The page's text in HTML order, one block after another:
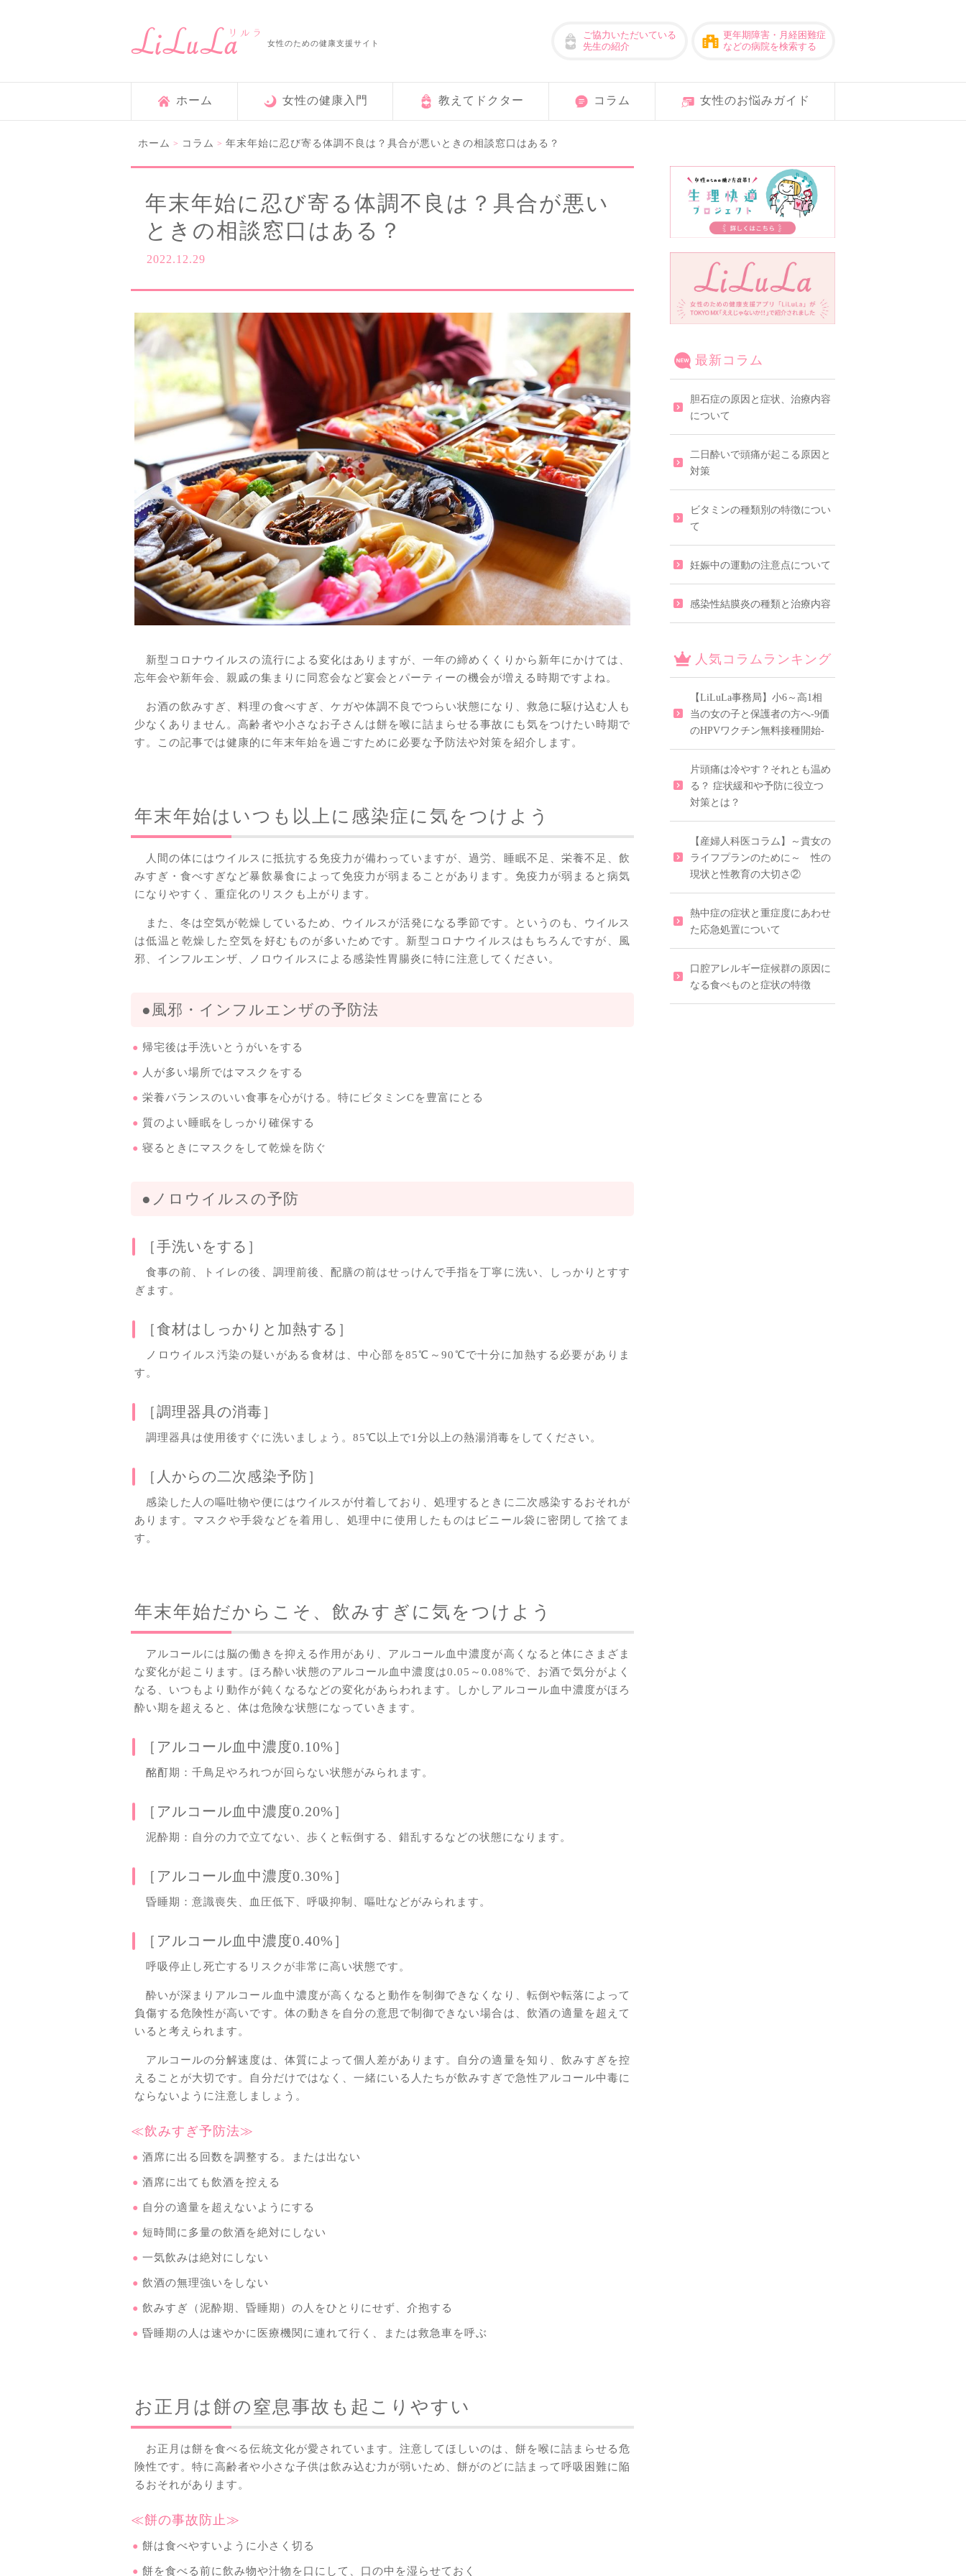
女性のための健康支援サイト
ご協力いただいている
先生の紹介
更年期障害・月経困難症
などの病院を検索する
ホーム 女性の健康入門 教えてドクター コラム 女性のお悩みガイド
ホーム > コラム > 年末年始に忍び寄る体調不良は？具合が悪いときの相談窓口はある？
年末年始に忍び寄る体調不良は？具合が悪い
ときの相談窓口はある？
2022.12.29
新型コロナウイルスの流行による変化はありますが、一年の締めくくりから新年にかけては、
忘年会や新年会、親戚の集まりに同窓会など宴会とパーティーの機会が増える時期ですよね。
お酒の飲みすぎ、料理の食べすぎ、ケガや体調不良でつらい状態になり、救急に駆け込む人も
少なくありません。高齢者や小さなお子さんは餅を喉に詰まらせる事故にも気をつけたい時期で
す。この記事では健康的に年末年始を過ごすために必要な予防法や対策を紹介します。
年末年始はいつも以上に感染症に気をつけよう
人間の体にはウイルスに抵抗する免疫力が備わっていますが、過労、睡眠不足、栄養不足、飲
みすぎ・食べすぎなど暴飲暴食によって免疫力が弱まることがあります。免疫力が弱まると病気
になりやすく、重症化のリスクも上がります。
また、冬は空気が乾燥しているため、ウイルスが活発になる季節です。というのも、ウイルス
は低温と乾燥した空気を好むものが多いためです。新型コロナウイルスはもちろんですが、風
邪、インフルエンザ、ノロウイルスによる感染性胃腸炎に特に注意してください。
●風邪・インフルエンザの予防法
帰宅後は手洗いとうがいをする
人が多い場所ではマスクをする
栄養バランスのいい食事を心がける。特にビタミンCを豊富にとる
質のよい睡眠をしっかり確保する
寝るときにマスクをして乾燥を防ぐ
●ノロウイルスの予防
［手洗いをする］
食事の前、トイレの後、調理前後、配膳の前はせっけんで手指を丁寧に洗い、しっかりとすす
ぎます。
［食材はしっかりと加熱する］
ノロウイルス汚染の疑いがある食材は、中心部を85℃～90℃で十分に加熱する必要がありま
す。
［調理器具の消毒］
調理器具は使用後すぐに洗いましょう。85℃以上で1分以上の熱湯消毒をしてください。
［人からの二次感染予防］
感染した人の嘔吐物や便にはウイルスが付着しており、処理するときに二次感染するおそれが
あります。マスクや手袋などを着用し、処理中に使用したものはビニール袋に密閉して捨てま
す。
年末年始だからこそ、飲みすぎに気をつけよう
アルコールには脳の働きを抑える作用があり、アルコール血中濃度が高くなると体にさまざま
な変化が起こります。ほろ酔い状態のアルコール血中濃度は0.05～0.08%で、お酒で気分がよく
なる、いつもより動作が鈍くなるなどの変化があらわれます。しかしアルコール血中濃度がほろ
酔い期を超えると、体は危険な状態になっていきます。
［アルコール血中濃度0.10%］
酩酊期：千鳥足やろれつが回らない状態がみられます。
［アルコール血中濃度0.20%］
泥酔期：自分の力で立てない、歩くと転倒する、錯乱するなどの状態になります。
［アルコール血中濃度0.30%］
昏睡期：意識喪失、血圧低下、呼吸抑制、嘔吐などがみられます。
［アルコール血中濃度0.40%］
呼吸停止し死亡するリスクが非常に高い状態です。
酔いが深まりアルコール血中濃度が高くなると動作を制御できなくなり、転倒や転落によって
負傷する危険性が高いです。体の動きを自分の意思で制御できない場合は、飲酒の適量を超えて
いると考えられます。
アルコールの分解速度は、体質によって個人差があります。自分の適量を知り、飲みすぎを控
えることが大切です。自分だけではなく、一緒にいる人たちが飲みすぎで急性アルコール中毒に
ならないように注意しましょう。
≪飲みすぎ予防法≫
酒席に出る回数を調整する。または出ない
酒席に出ても飲酒を控える
自分の適量を超えないようにする
短時間に多量の飲酒を絶対にしない
一気飲みは絶対にしない
飲酒の無理強いをしない
飲みすぎ（泥酔期、昏睡期）の人をひとりにせず、介抱する
昏睡期の人は速やかに医療機関に連れて行く、または救急車を呼ぶ
お正月は餅の窒息事故も起こりやすい
お正月は餅を食べる伝統文化が愛されています。注意してほしいのは、餅を喉に詰まらせる危
険性です。特に高齢者や小さな子供は飲み込む力が弱いため、餅がのどに詰まって呼吸困難に陥
るおそれがあります。
≪餅の事故防止≫
餅は食べやすいように小さく切る
餅を食べる前に飲み物や汁物を口にして、口の中を湿らせておく
最新コラム
胆石症の原因と症状、治療内容
について
二日酔いで頭痛が起こる原因と
対策
ビタミンの種類別の特徴につい
て
妊娠中の運動の注意点について
感染性結膜炎の種類と治療内容
人気コラムランキング
【LiLuLa事務局】小6～高1相
当の女の子と保護者の方へ-9価
のHPVワクチン無料接種開始-
片頭痛は冷やす？それとも温め
る？ 症状緩和や予防に役立つ
対策とは？
【産婦人科医コラム】～貴女の
ライフプランのために～ 性の
現状と性教育の大切さ②
熱中症の症状と重症度にあわせ
た応急処置について
口腔アレルギー症候群の原因に
なる食べものと症状の特徴